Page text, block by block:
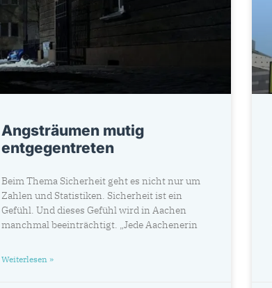
Angsträumen mutig
entgegentreten
Beim Thema Sicherheit geht es nicht nur um
Zahlen und Statistiken. Sicherheit ist ein
Gefühl. Und dieses Gefühl wird in Aachen
manchmal beeinträchtigt. „Jede Aachenerin
Weiterlesen »